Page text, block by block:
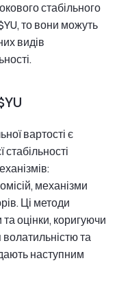
стабільного
то вони можуть
видів
вартості є
механізми
Ці методи
оцінки, коригуючи
та
наступним